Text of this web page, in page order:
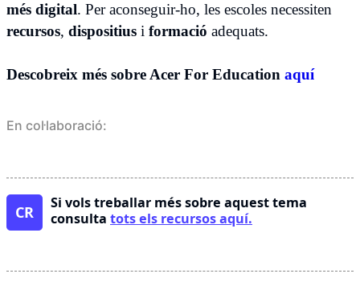
més digital. Per aconseguir-ho, les escoles necessiten
recursos, dispositius i formació adequats.
Descobreix més sobre Acer For Education aquí
En col·laboració:
CR
Si vols treballar més sobre aquest tema
consulta tots els recursos aquí.